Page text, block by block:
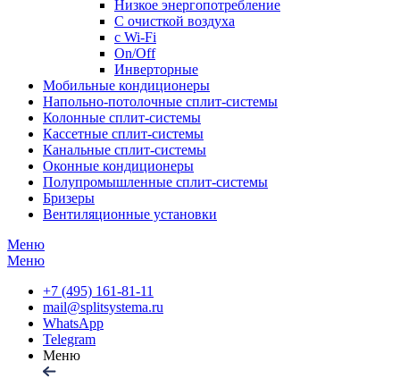
Низкое энергопотребление
С очисткой воздуха
с Wi-Fi
On/Off
Инверторные
Мобильные кондиционеры
Напольно-потолоч​ные ​сплит-системы
Колонные ​​сплит-системы
Кассетные сплит-системы
Канальные сплит-системы
Оконные кондиционеры
Полупромышленные сплит-системы
Бризеры
Вентиляционные установки
Меню
Меню
+7 (495) 161-81-11
mail@splitsystema.ru
WhatsApp
Telegram
Меню